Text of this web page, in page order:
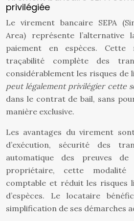
privilégiée
Le virement bancaire SEPA
Area) représente l’alternative
paiement en espèces.
traçabilité complète des
considérablement les risques de
peut légalement privilégier cette
dans le contrat de bail, sans
manière exclusive.
Les avantages du virement
d’exécution, sécurité des
automatique des preuves
propriétaire, cette
comptable et réduit les risques
d’espèces. Le locataire
simplification de ses démarches